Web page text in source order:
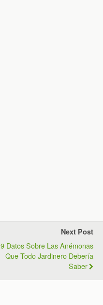
Next Post
9 Datos Sobre Las Anémonas
Que Todo Jardinero Debería
Saber